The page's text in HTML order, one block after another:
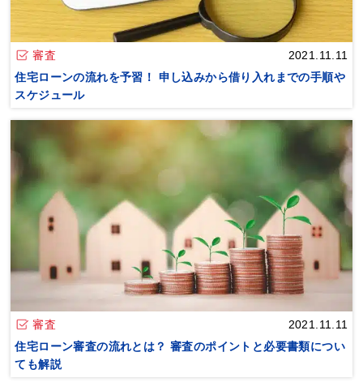
審査
2021.11.11
住宅ローンの流れを予習！ 申し込みから借り入れまでの手順や
スケジュール
審査
2021.11.11
住宅ローン審査の流れとは？ 審査のポイントと必要書類につい
ても解説